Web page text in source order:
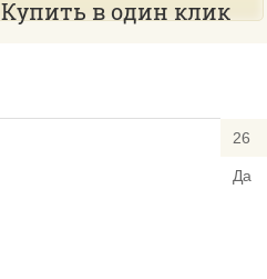
Купить в один клик
26
Да